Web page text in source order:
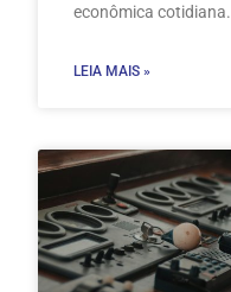
econômica cotidiana.
LEIA MAIS »